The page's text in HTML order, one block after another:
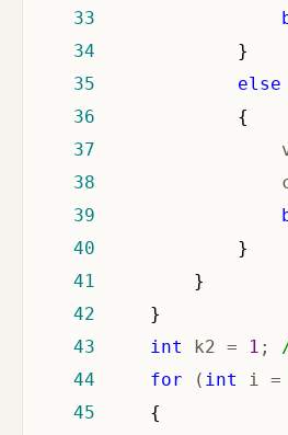
33
34
35
else
36
37
38
39
40
41
42
43
int k2 = 1 ;
44
for ( int i =
45